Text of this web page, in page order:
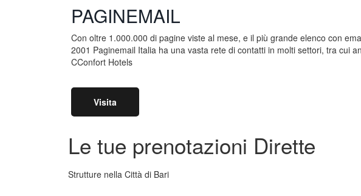
PAGINEMAIL
Con oltre 1.000.000 di pagine viste al mese, e il più grande elenco con
2001 Paginemail Italia ha una vasta rete di contatti in molti settori, tra cui
CConfort Hotels
Visita
Le tue prenotazioni Dirette
Strutture nella Città di Bari